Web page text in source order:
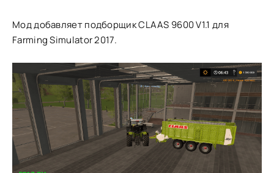
Мод добавляет подборщик CLAAS 9600 V1.1 для
Farming Simulator 2017.